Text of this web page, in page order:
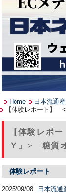
Home 日本流通
【体験レポート】
【体験レポ
Ｙ」> 糖質
体験レポート
2025/09/08 日本流通